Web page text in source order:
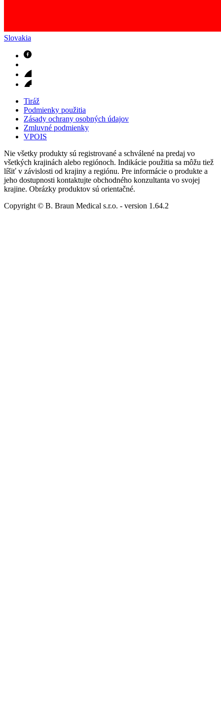
Slovakia
Tiráž
Podmienky použitia
Zásady ochrany osobných údajov
Zmluvné podmienky
VPOIS
Nie všetky produkty sú registrované a schválené na predaj vo
všetkých krajinách alebo regiónoch. Indikácie použitia sa môžu tiež
líšiť v závislosti od krajiny a regiónu. Pre informácie o produkte a
jeho dostupnosti kontaktujte obchodného konzultanta vo svojej
krajine. Obrázky produktov sú orientačné.
Copyright © B. Braun Medical s.r.o. - version 1.64.2